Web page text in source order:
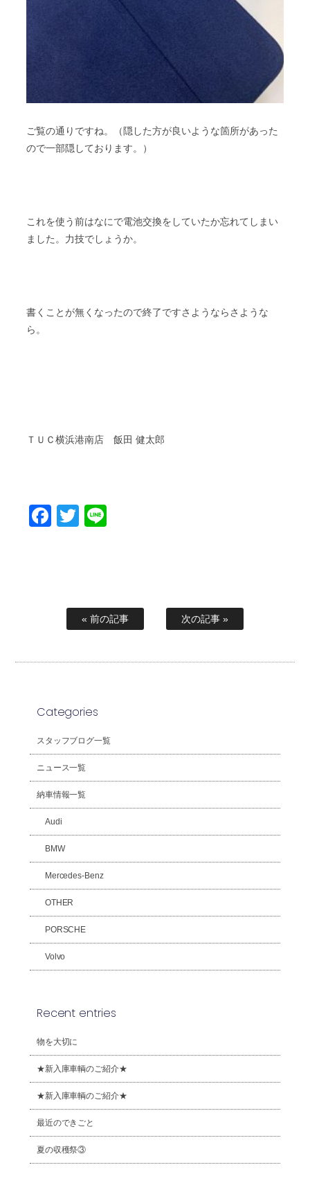
ご覧の通りですね。（隠した方が良いような箇所があった
ので一部隠しております。）
これを使う前はなにで電池交換をしていたか忘れてしまい
ました。力技でしょうか。
書くことが無くなったので終了ですさようならさような
ら。
ＴＵＣ横浜港南店 飯田 健太郎
Facebook
Twitter
« 前の記事 次の記事 »
Categories
スタッフブログ一覧
ニュース一覧
納車情報一覧
Audi
BMW
Mercedes-Benz
OTHER
PORSCHE
Volvo
Recent entries
物を大切に
★新入庫車輌のご紹介★
★新入庫車輌のご紹介★
最近のできごと
夏の収穫祭③